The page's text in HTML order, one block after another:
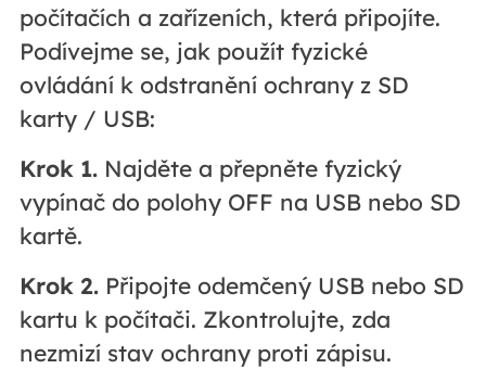
počítačích a zařízeních, která připojíte.
Podívejme se, jak použít fyzické
ovládání k odstranění ochrany z SD
karty / USB:
Krok 1.Najděte a přepněte fyzický
vypínač do polohy OFF na USB nebo SD
kartě.
Krok 2.Připojte odemčený USB nebo SD
kartu k počítači. Zkontrolujte, zda
nezmizí stav ochrany proti zápisu.